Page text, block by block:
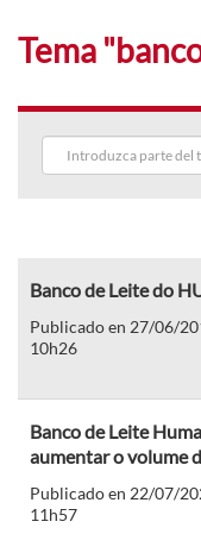
Tema
Banco de Leite do
Publicado en 27/06/
10h26
Banco de Leite
aumentar o volume
Publicado en 22/07/
11h57